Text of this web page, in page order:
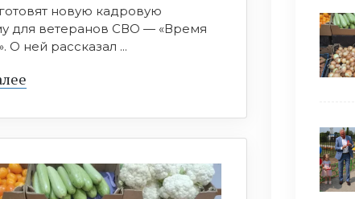
новую кадровую
для ветеранов СВО — «Время
О ней рассказал ...